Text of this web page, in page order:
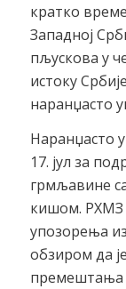
кратко
Западној
пљускова у
истоку
наранџасто
Наранџасто
17. јул за
грмљавине
кишом. РХМЗ
упозорења
обзиром да
премештања